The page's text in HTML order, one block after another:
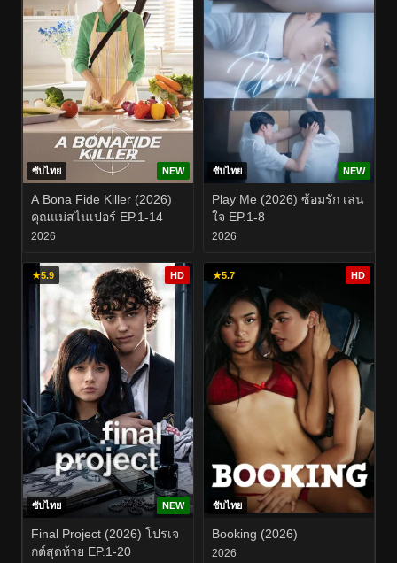
ซับไทย NEW
A Bona Fide Killer (2026)
คุณแม่สไนเปอร์ EP.1-14
2026
ซับไทย NEW
Play Me (2026) ซ้อมรัก เล่น
ใจ EP.1-8
2026
★5.9 HD
ซับไทย NEW
Final Project (2026) โปรเจ
กต์สุดท้าย EP.1-20
★5.7 HD
ซับไทย
Booking (2026)
2026